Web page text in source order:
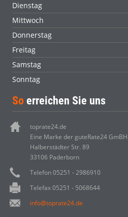
Dienstag
Mittwoch
Donnerstag
Freitag
Samstag
Sonntag
So erreichen Sie uns
toprate24.de
Eine Marke der guteRate24 GmBH
Halberstädter Str. 89
33106 Paderborn
Telefon 05251 - 2986910
Telefax 05251 - 5068644
info@toprate24.de